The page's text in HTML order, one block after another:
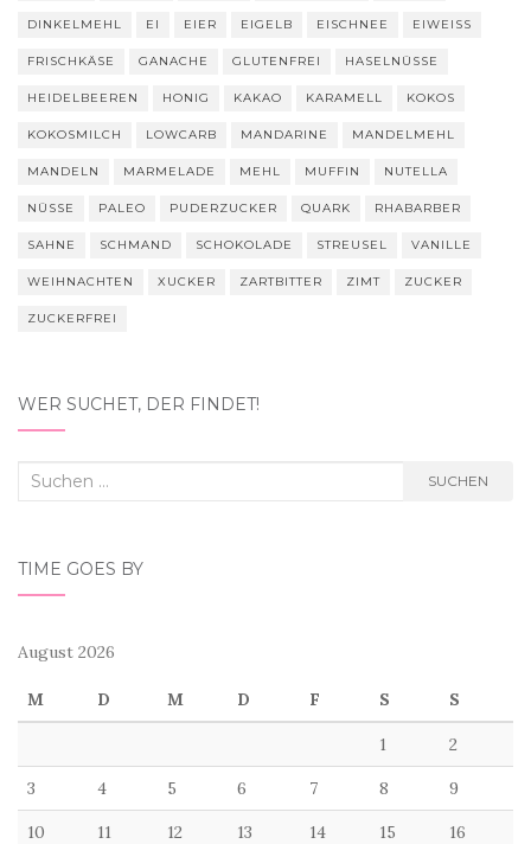
DINKELMEHL EI EIER EIGELB EISCHNEE EIWEISS
FRISCHKÄSE GANACHE GLUTENFREI HASELNÜSSE
HEIDELBEEREN HONIG KAKAO KARAMELL KOKOS
KOKOSMILCH LOWCARB MANDARINE MANDELMEHL
MANDELN MARMELADE MEHL MUFFIN NUTELLA
NÜSSE PALEO PUDERZUCKER QUARK RHABARBER
SAHNE SCHMAND SCHOKOLADE STREUSEL VANILLE
WEIHNACHTEN XUCKER ZARTBITTER ZIMT ZUCKER
ZUCKERFREI
WER SUCHET, DER FINDET!
Suchen
SUCHEN
TIME GOES BY
August 2026
M D M D F S S
1 2
3 4 5 6 7 8 9
10 11 12 13 14 15 16